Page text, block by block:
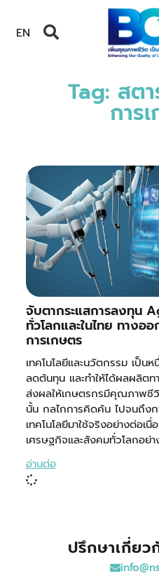
EN
Tag: สต
การ
จับตากระแสการลงทุน
ทั่วโลกและในไทย ทาง
การเกษตร
เทคโนโลยีและนวัตกรรม เป็
ลดต้นทุน และทำให้ได้ผลผลิตท
ส่งผลให้เกษตรกรมีคุณภาพชี
นั้น กลไกการคิดค้น ไปจนถึงก
เทคโนโลยีมาใช้จริงอย่างต่อเ
เศรษฐกิจและสังคมทั่วโลกอย่า
อ่านต่อ
ปรึกษาเกี่ยว